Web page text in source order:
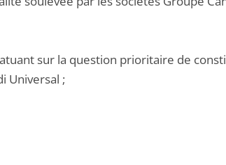
sur la question prioritaire de
Universal ;